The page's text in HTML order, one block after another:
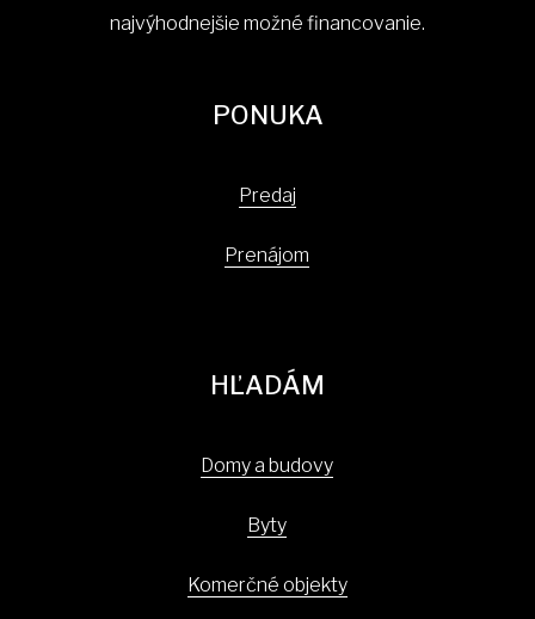
najvýhodnejšie možné financovanie.
PONUKA
Predaj
Prenájom
HĽADÁM
Domy a budovy
Byty
Komerčné objekty